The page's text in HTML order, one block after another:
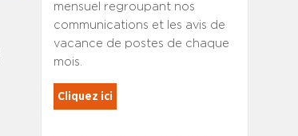
mensuel regroupant nos
communications et les avis de
vacance de postes de chaque
mois.
Cliquez ici